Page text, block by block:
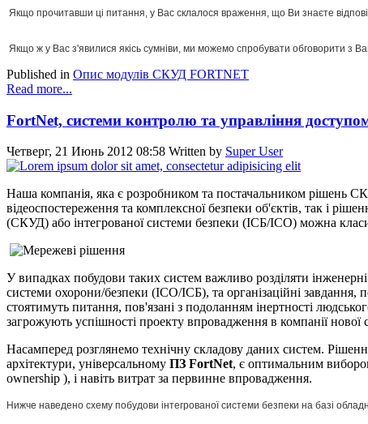
Якщо прочитавши ці питання, у Вас склалося враження, що Ви знаєте
Якщо ж у Вас з'явилися якісь сумніви, ми можемо спробувати обговорити з
Published in Опис модулів СКУД FORTNET
Read more...
FortNet, системи контролю та управління
Четверг, 21 Июнь 2012 08:58 Written by Super User
Наша компанія, яка є розробником та постачальником рішень
відеоспостереження та комплексної безпеки об'єктів, так і
(СКУД) або інтегрованої системи безпеки (ІСБ/ІСО) можна
У випадках побудови таких систем важливо розділяти
системи охорони/безпеки (ІСО/ІСБ), та організаційні
стоятимуть питання, пов'язані з подоланням інертності
загрожують успішності проекту впровадження в компанії нової
Насамперед розглянемо технічну складову даних систем.
архітектури, універсальному ПЗ FortNet, є оптимальним
ownership ), і навіть витрат за первинне впровадження.
Нижче наведено схему побудови інтегрованої системи безпеки на базі